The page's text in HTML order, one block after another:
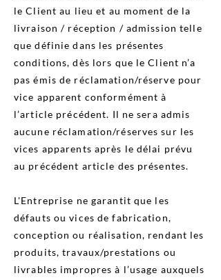
le Client au lieu et au moment de la
livraison / réception / admission telle
que définie dans les présentes
conditions, dès lors que le Client n’a
pas émis de réclamation/réserve pour
vice apparent conformément à
l’article précédent. Il ne sera admis
aucune réclamation/réserves sur les
vices apparents après le délai prévu
au précédent article des présentes.
L'Entreprise ne garantit que les
défauts ou vices de fabrication,
conception ou réalisation, rendant les
produits, travaux/prestations ou
livrables impropres à l’usage auxquels